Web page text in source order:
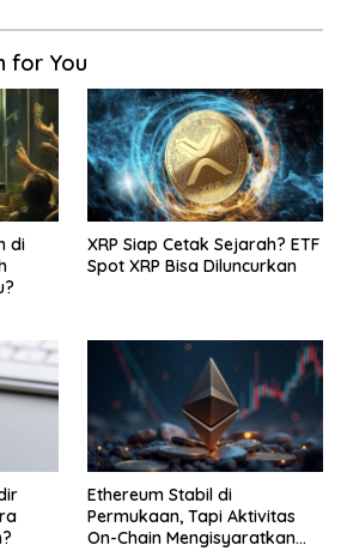
for You
di
XRP Siap Cetak Sejarah? ETF
Spot XRP Bisa Diluncurkan
Ethereum Stabil di
Permukaan, Tapi Aktivitas
On-Chain Mengisyaratkan